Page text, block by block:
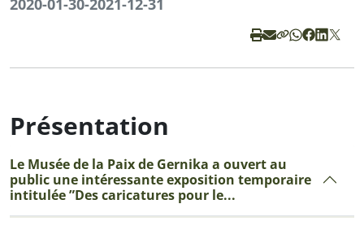
Présentation
Le Musée de la Paix de Gernika a ouvert au
public une intéressante exposition temporaire
intitulée ”Des caricatures pour le...